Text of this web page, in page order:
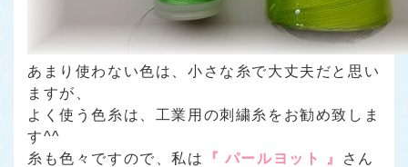
あまり使わない色は、小さな糸で大丈夫だと思い
ますが、
よく使う色糸は、工業用の刺繍糸をお勧め致しま
す^^
糸も色々ですので、私は
『 パールヨット 』
さん